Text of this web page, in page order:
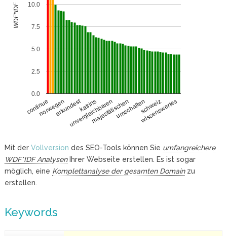
continuenorwegenerkundestkatrins
unvergleichbaren
majestätischenumschaltenschweiz
wissenswertes
0.0
2.5
5.0
7.5
10.0
WDF*IDF
Mit der Vollversion des SEO-Tools können Sie umfangreichere
WDF*IDF AnalysenIhrer Webseite erstellen. Es ist sogar
möglich, eine Komplettanalyse der gesamten Domainzu
erstellen.
Keywords